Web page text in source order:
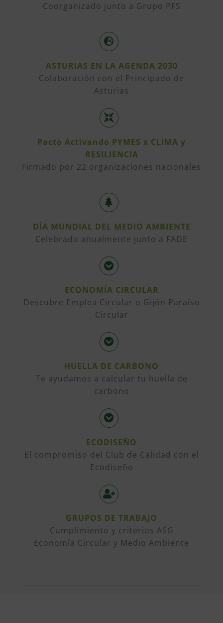
Coorganizado junto a Grupo PFS
ASTURIAS EN LA AGENDA 2030
Colaboración con el Principado de
Asturias
Pacto Activando PYMES x CLIMA y
RESILIENCIA
Firmado por 22 organizaciones nacionales
DÍA MUNDIAL DEL MEDIO AMBIENTE
Celebrado anualmente junto a FADE
ECONOMÍA CIRCULAR
Descubre Emplea Circular o Gijón Paraíso
Circular
HUELLA DE CARBONO
Te ayudamos a calcular tu huella de
carbono
ECODISEÑO
El compromiso del Club de Calidad con el
Ecodiseño
GRUPOS DE TRABAJO
Cumplimiento y criterios ASG
Economía Circular y Medio Ambiente